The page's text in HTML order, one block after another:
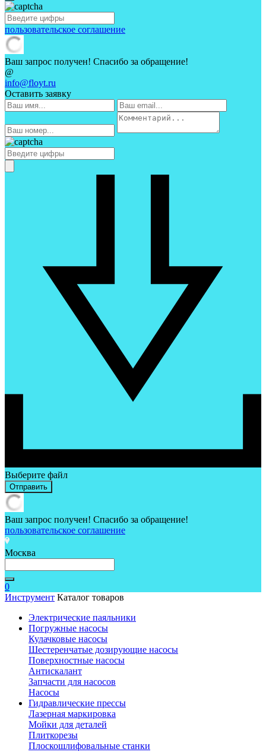
пользовательское соглашение
Ваш запрос получен! Спасибо за обращение!
@
info@floyt.ru
Оставить заявку
Выберите файл
Отправить
Ваш запрос получен! Спасибо за обращение!
пользовательское соглашение
Москва
0
Инструмент Каталог товаров
Электрические паяльники
Погружные насосы
Кулачковые насосы
Шестеренчатые дозирующие насосы
Поверхностные насосы
Антискалант
Запчасти для насосов
Насосы
Гидравлические прессы
Лазерная маркировка
Мойки для деталей
Плиткорезы
Плоскошлифовальные станки